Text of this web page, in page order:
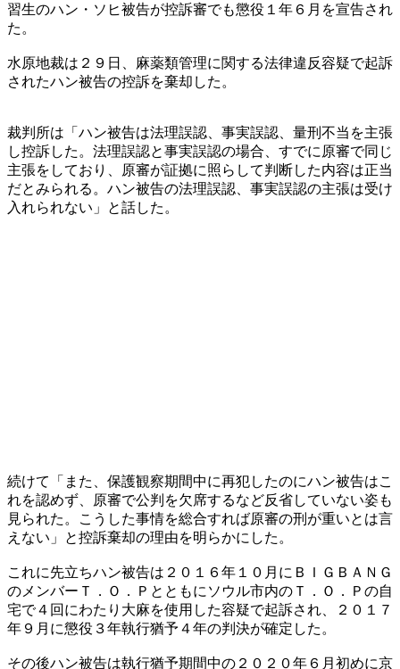
習生のハン・ソヒ被告が控訴審でも懲役１年６月を宣告され
た。
水原地裁は２９日、麻薬類管理に関する法律違反容疑で起訴
されたハン被告の控訴を棄却した。
裁判所は「ハン被告は法理誤認、事実誤認、量刑不当を主張
し控訴した。法理誤認と事実誤認の場合、すでに原審で同じ
主張をしており、原審が証拠に照らして判断した内容は正当
だとみられる。ハン被告の法理誤認、事実誤認の主張は受け
入れられない」と話した。
続けて「また、保護観察期間中に再犯したのにハン被告はこ
れを認めず、原審で公判を欠席するなど反省していない姿も
見られた。こうした事情を総合すれば原審の刑が重いとは言
えない」と控訴棄却の理由を明らかにした。
これに先立ちハン被告は２０１６年１０月にＢＩＧＢＡＮＧ
のメンバーＴ．Ｏ．Ｐとともにソウル市内のＴ．Ｏ．Ｐの自
宅で４回にわたり大麻を使用した容疑で起訴され、２０１７
年９月に懲役３年執行猶予４年の判決が確定した。
その後ハン被告は執行猶予期間中の２０２０年６月初めに京